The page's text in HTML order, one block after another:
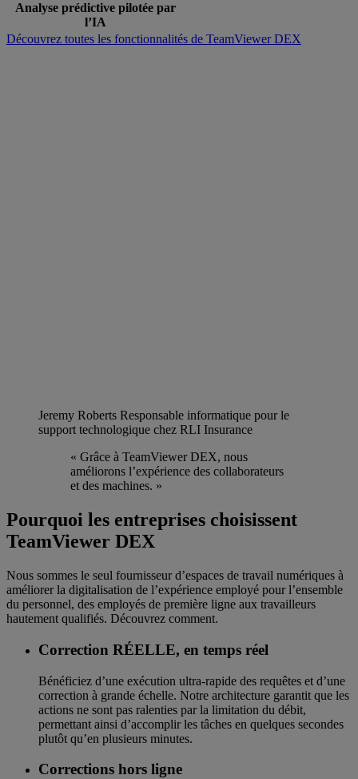
Analyse prédictive pilotée par
l’IA
Découvrez toutes les fonctionnalités de TeamViewer DEX
Jeremy Roberts Responsable informatique pour le
support technologique chez RLI Insurance
« Grâce à TeamViewer DEX, nous
améliorons l’expérience des collaborateurs
et des machines. »
Pourquoi les entreprises choisissent
TeamViewer DEX
Nous sommes le seul fournisseur d’espaces de travail numériques à
améliorer la digitalisation de l’expérience employé pour l’ensemble
du personnel, des employés de première ligne aux travailleurs
hautement qualifiés. Découvrez comment.
Correction RÉELLE, en temps réel
Bénéficiez d’une exécution ultra-rapide des requêtes et d’une
correction à grande échelle. Notre architecture garantit que les
actions ne sont pas ralenties par la limitation du débit,
permettant ainsi d’accomplir les tâches en quelques secondes
plutôt qu’en plusieurs minutes.
Corrections hors ligne